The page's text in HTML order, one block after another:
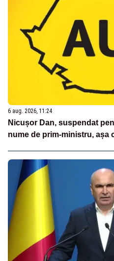
6 aug. 2026, 11:24
Nicușor Dan, suspendat
nume de prim-ministru, așa